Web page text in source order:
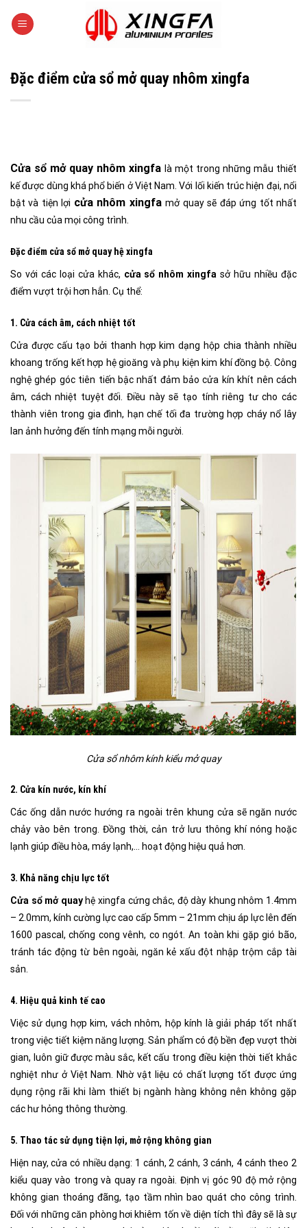
Đặc điểm cửa sổ mở quay nhôm xingfa
Cửa sổ mở quay nhôm xingfa là một trong những mẫu thiết
kế được dùng khá phổ biến ở Việt Nam. Với lối kiến trúc hiện đại, nổi
bật và tiện lợi cửa nhôm xingfa mở quay sẽ đáp ứng tốt nhất
nhu cầu của mọi công trình.
Đặc điểm cửa sổ mở quay hệ xingfa
So với các loại cửa khác, cửa sổ nhôm xingfasở hữu nhiều đặc
điểm vượt trội hơn hẳn. Cụ thể:
1. Cửa cách âm, cách nhiệt tốt
Cửa được cấu tạo bởi thanh hợp kim dạng hộp chia thành nhiều
khoang trống kết hợp hệ gioăng và phụ kiện kim khí đồng bộ. Công
nghệ ghép góc tiên tiến bậc nhất đảm bảo cửa kín khít nên cách
âm, cách nhiệt tuyệt đối. Điều này sẽ tạo tính riêng tư cho các
thành viên trong gia đình, hạn chế tối đa trường hợp cháy nổ lây
lan ảnh hưởng đến tính mạng mỗi người.
Cửa sổ nhôm kính kiểu mở quay
2. Cửa kín nước, kín khí
Các ống dẫn nước hướng ra ngoài trên khung cửa sẽ ngăn nước
chảy vào bên trong. Đồng thời, cản trở lưu thông khí nóng hoặc
lạnh giúp điều hòa, máy lạnh,… hoạt động hiệu quả hơn.
3. Khả năng chịu lực tốt
Cửa sổ mở quay hệ xingfa cứng chắc, độ dày khung nhôm 1.4mm
– 2.0mm, kính cường lực cao cấp 5mm – 21mm chịu áp lực lên đến
1600 pascal, chống cong vênh, co ngót. An toàn khi gặp gió bão,
tránh tác động từ bên ngoài, ngăn kẻ xấu đột nhập trộm cắp tài
sản.
4. Hiệu quả kinh tế cao
Việc sử dụng hợp kim, vách nhôm, hộp kính là giải pháp tốt nhất
trong việc tiết kiệm năng lượng. Sản phẩm có độ bền đẹp vượt thời
gian, luôn giữ được màu sắc, kết cấu trong điều kiện thời tiết khắc
nghiệt như ở Việt Nam. Nhờ vật liệu có chất lượng tốt được ứng
dụng rộng rãi khi làm thiết bị ngành hàng không nên không gặp
các hư hỏng thông thường.
5. Thao tác sử dụng tiện lợi, mở rộng không gian
Hiện nay, cửa có nhiều dạng: 1 cánh, 2 cánh, 3 cánh, 4 cánh theo 2
kiểu quay vào trong và quay ra ngoài. Định vị góc 90 độ mở rộng
không gian thoáng đãng, tạo tầm nhìn bao quát cho công trình.
Đối với những căn phòng hơi khiêm tốn về diện tích thì đây sẽ là sự